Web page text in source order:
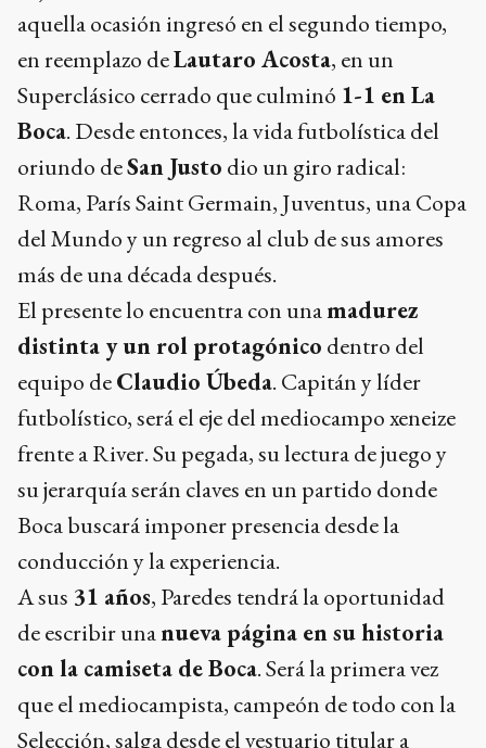
Boca. Desde entonces, la vida futbolística del
oriundo deSan Justodio un giro radical:
Roma, París Saint Germain, Juventus, una Copa
del Mundo y un regreso al club de sus amores
más de una década después.
El presente lo encuentra con unamadurez
distinta y un rol protagónicodentro del
equipo deClaudio Úbeda
futbolístico, será el eje del mediocampo xeneize
frente a River. Su pegada, su lectura de juego y
su jerarquía serán claves en un partido donde
Boca buscará imponer presencia desde la
conducción y la experiencia.
A sus31 años, Paredes tendrá la oportunidad
de escribir unanueva página en su historia
con la camiseta de Boca. Será la primera vez
que el mediocampista, campeón de todo con la
Selección, salga desde el vestuario titular a
disputar el partido más intenso, pasional y
emblemático del país.